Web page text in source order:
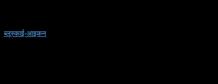
ब्लूस्काई-आइकन